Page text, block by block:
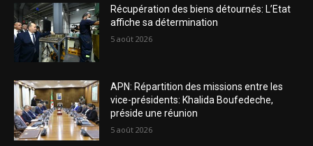
Récupération des biens détournés: L’Etat
affiche sa détermination
5 août 2026
APN: Répartition des missions entre les
vice-présidents: Khalida Boufedeche,
préside une réunion
5 août 2026